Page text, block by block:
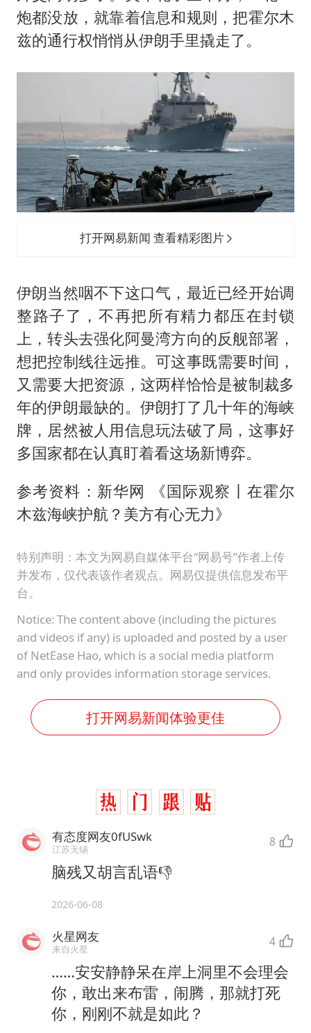
炮都没放，就靠着信息和规则，把霍尔木
兹的通行权悄悄从伊朗手里撬走了。
打开网易新闻 查看精彩图片
伊朗当然咽不下这口气，最近已经开始调
整路子了，不再把所有精力都压在封锁
上，转头去强化阿曼湾方向的反舰部署，
想把控制线往远推。可这事既需要时间，
又需要大把资源，这两样恰恰是被制裁多
年的伊朗最缺的。伊朗打了几十年的海峡
牌，居然被人用信息玩法破了局，这事好
多国家都在认真盯着看这场新博弈。
参考资料：新华网 《国际观察丨在霍尔
木兹海峡护航？美方有心无力》
特别声明：本文为网易自媒体平台“网易号”作者上传
并发布，仅代表该作者观点。网易仅提供信息发布平
台。
Notice: The content above (including the pictures
and videos if any) is uploaded and posted by a user
of NetEase Hao, which is a social media platform
and only provides information storage services.
打开网易新闻体验更佳
有态度网友0fUSwk
江苏无锡 8
脑残又胡言乱语👎
2026-06-08
火星网友
来自火星 4
……安安静静呆在岸上洞里不会理会
你，敢出来布雷，闹腾，那就打死
你，刚刚不就是如此？